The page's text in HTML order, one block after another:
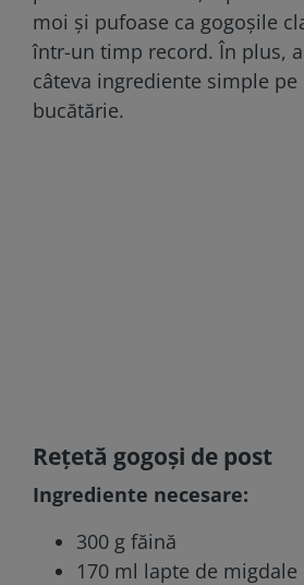
moi și pufoase ca gogoșile
într-un timp record. În plus,
câteva ingrediente simple
bucătărie.
Rețetă gogoși de post
Ingrediente necesare:
300 g făină
170 ml lapte de migdale